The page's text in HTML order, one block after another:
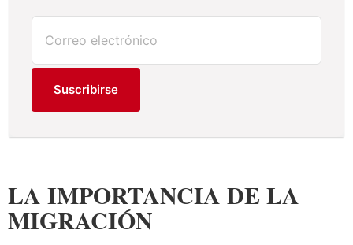
Suscribirse
LA IMPORTANCIA DE LA
MIGRACIÓN